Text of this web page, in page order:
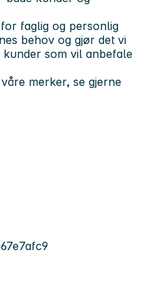
faglig og personlig
behov og gjør det vi
som vil anbefale
merker, se gjerne